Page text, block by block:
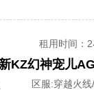
租用时间 ：
区服:穿越火